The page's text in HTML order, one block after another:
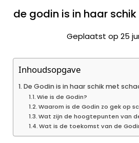
de godin is in haar
Geplaatst op 25
Inhoudsopgave
De Godin is in haar schik met
Wie is de Godin?
Waarom is de Godin zo gek op
Wat zijn de hoogtepunten van
Wat is de toekomst van de